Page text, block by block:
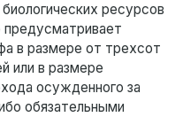
ресурсов
предусматривает
в размере от трехсот
или в размере
осужденного за
обязательными